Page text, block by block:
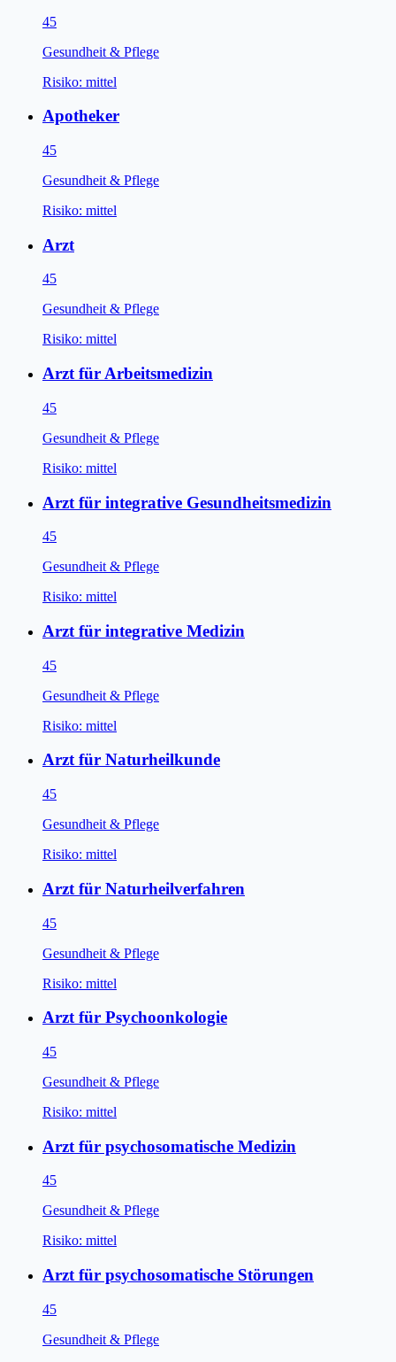
45
Gesundheit & Pflege
Risiko: mittel
Apotheker
45
Gesundheit & Pflege
Risiko: mittel
Arzt
45
Gesundheit & Pflege
Risiko: mittel
Arzt für Arbeitsmedizin
45
Gesundheit & Pflege
Risiko: mittel
Arzt für integrative Gesundheitsmedizin
45
Gesundheit & Pflege
Risiko: mittel
Arzt für integrative Medizin
45
Gesundheit & Pflege
Risiko: mittel
Arzt für Naturheilkunde
45
Gesundheit & Pflege
Risiko: mittel
Arzt für Naturheilverfahren
45
Gesundheit & Pflege
Risiko: mittel
Arzt für Psychoonkologie
45
Gesundheit & Pflege
Risiko: mittel
Arzt für psychosomatische Medizin
45
Gesundheit & Pflege
Risiko: mittel
Arzt für psychosomatische Störungen
45
Gesundheit & Pflege